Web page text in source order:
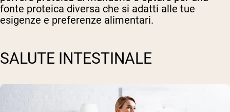
fonte proteica diversa che si adatti alle tue
esigenze e preferenze alimentari.
SALUTE INTESTINALE